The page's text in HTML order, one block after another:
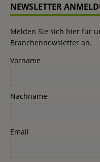
NEWSLETTER
Melden Sie sich hier für
Branchennewsletter an.
Vorname
Nachname
Email